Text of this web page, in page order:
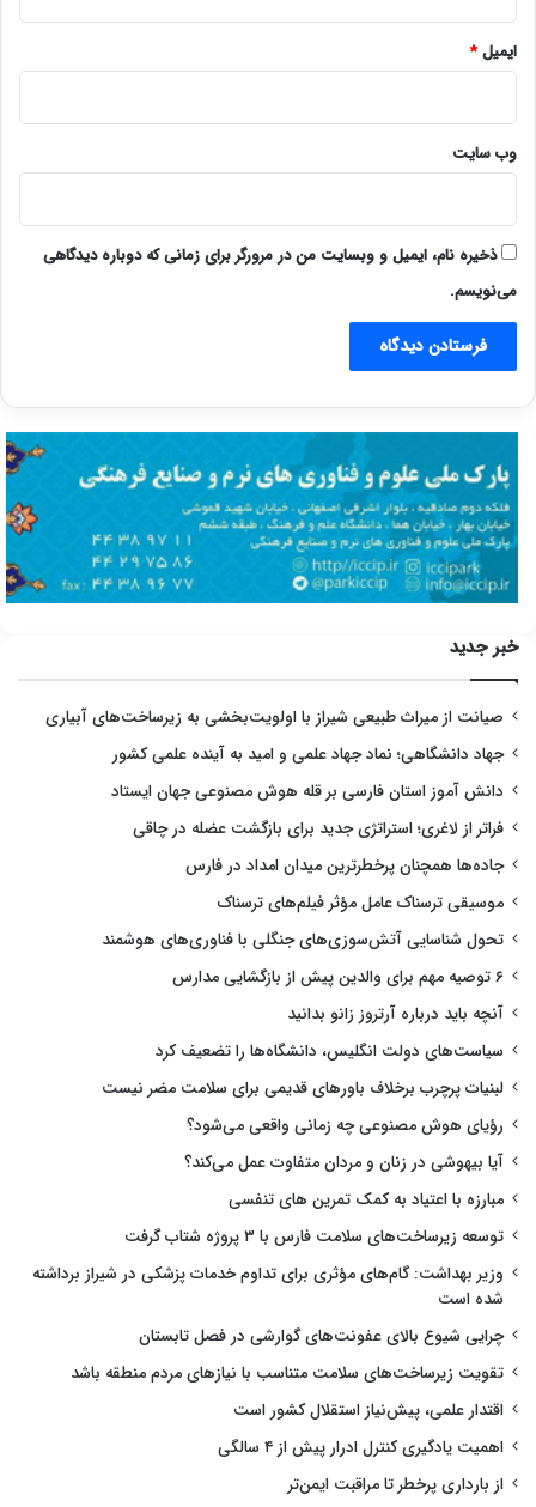
ایمیل*
وب‌ سایت
ذخیره نام، ایمیل و وبسایت من در مرورگر برای زمانی که دوباره دیدگاهی
می‌نویسم.
خبر جدید
صیانت از میراث طبیعی شیراز با اولویت‌بخشی به زیرساخت‌های آبیاری
جهاد دانشگاهی؛ نماد جهاد علمی و امید به آینده علمی کشور
دانش آموز استان فارسی بر قله هوش مصنوعی جهان ایستاد
فراتر از لاغری؛ استراتژی جدید برای بازگشت عضله در چاقی
جاده‌ها همچنان پرخطرترین میدان امداد در فارس
موسیقی ترسناک عامل مؤثر فیلم‌های ترسناک
تحول شناسایی آتش‌سوزی‌های جنگلی با فناوری‌های هوشمند
۶ توصیه مهم برای والدین پیش از بازگشایی مدارس
آنچه باید درباره آرتروز زانو بدانید
سیاست‌های دولت انگلیس، دانشگاه‌ها را تضعیف کرد
لبنیات پرچرب برخلاف باورهای قدیمی برای سلامت مضر نیست
رؤیای هوش مصنوعی چه زمانی واقعی می‌شود؟
آیا بیهوشی در زنان و مردان متفاوت عمل می‌کند؟
مبارزه با اعتیاد به کمک تمرین های تنفسی
توسعه زیرساخت‌های سلامت فارس با ۳ پروژه شتاب گرفت
وزیر بهداشت: گام‌های مؤثری برای تداوم خدمات پزشکی در شیراز برداشته
شده است
چرایی شیوع بالای عفونت‌های گوارشی در فصل تابستان
تقویت زیرساخت‌های سلامت متناسب با نیازهای مردم منطقه باشد
اقتدار علمی، پیش‌نیاز استقلال کشور است
اهمیت یادگیری کنترل ادرار پیش از ۴ سالگی
از بارداری پرخطر تا مراقبت ایمن‌تر